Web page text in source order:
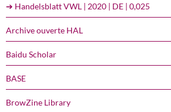
➔ Handelsblatt VWL | 2020 | DE | 0,025
Archive ouverte HAL
Baidu Scholar
BASE
BrowZine Library